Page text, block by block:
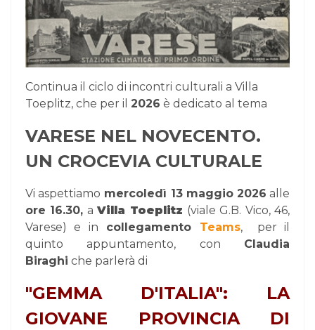
Continua il ciclo di incontri culturali a Villa
Toeplitz, che per il 2026 è dedicato al tema
VARESE NEL NOVECENTO.
UN CROCEVIA CULTURALE
Vi aspettiamo mercoledì 13 maggio 2026 alle
ore 16.30, aVilla Toeplitz (viale G.B. Vico, 46,
Varese) e in collegamento Teams,
per il
quinto appuntamento, con Claudia
Biraghi che parlerà di
"GEMMA D'ITALIA": LA
GIOVANE PROVINCIA DI